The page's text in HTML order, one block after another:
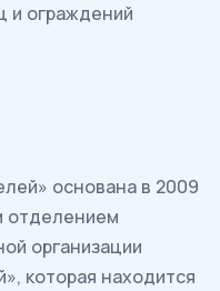
и ограждений
основана в 2009
отделением
организации
которая находится